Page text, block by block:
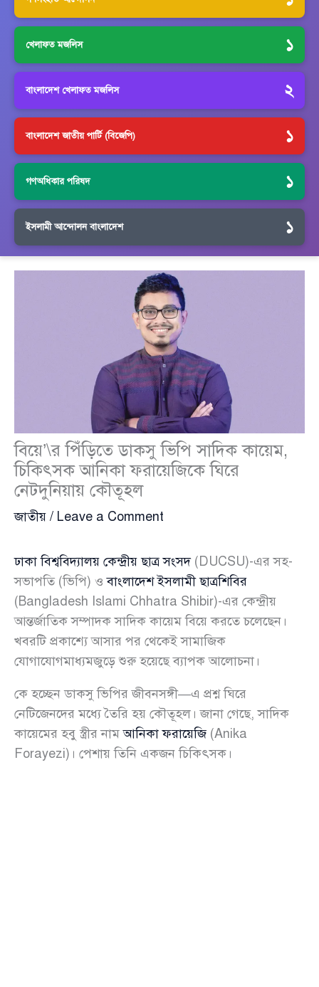
খেলাফত মজলিস ১
বাংলাদেশ খেলাফত মজলিস ২
বাংলাদেশ জাতীয় পার্টি (বিজেপি) ১
গণঅধিকার পরিষদ ১
ইসলামী আন্দোলন বাংলাদেশ ১
বিয়ে’\র পিঁড়িতে ডাকসু ভিপি সাদিক কায়েম,
চিকিৎসক আনিকা ফরায়েজিকে ঘিরে
নেটদুনিয়ায় কৌতূহল
জাতীয় / Leave a Comment
ঢাকা বিশ্ববিদ্যালয় কেন্দ্রীয় ছাত্র সংসদ(DUCSU)-এর সহ-
সভাপতি (ভিপি) ওবাংলাদেশ ইসলামী ছাত্রশিবির
(Bangladesh Islami Chhatra Shibir)-এর কেন্দ্রীয়
আন্তর্জাতিক সম্পাদক সাদিক কায়েম বিয়ে করতে চলেছেন।
খবরটি প্রকাশ্যে আসার পর থেকেই সামাজিক
যোগাযোগমাধ্যমজুড়ে শুরু হয়েছে ব্যাপক আলোচনা।
কে হচ্ছেন ডাকসু ভিপির জীবনসঙ্গী—এ প্রশ্ন ঘিরে
নেটিজেনদের মধ্যে তৈরি হয় কৌতূহল। জানা গেছে, সাদিক
কায়েমের হবু স্ত্রীর নামআনিকা ফরায়েজি(Anika
Forayezi)। পেশায় তিনি একজন চিকিৎসক।